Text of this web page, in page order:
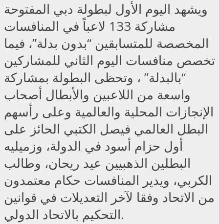
ويشهد اليوم الأول لبطولة دبي المفتوحة
مشاركة 133 لاعباً في المنافسات
المخصصة للمتسابقين “بدون بدلة”، فيما
تخصص منافسات اليوم الثاني للمشاركين
“بالبدلة” ، وتحظى البطولة بمشاركة
واسعة من اللاعبين والأبطال أصحاب
الإنجازات المحلية والعالمية وعلى رأسهم
البطل العالمي فيصل الكتبي الحائز على
أول حزام أسود في الدولة، وزميليه
البطلين الذهبيين عيد ريحان، وطالب
الكربي، ويدير المنافسات حكام معتمدون
من الاتحاد وفقا لآخر التعديلات في قوانين
التحكيم بالاتحاد الدولي.